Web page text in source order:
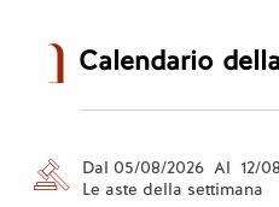
Calendario
Dal 05/08/2026 Al 12/
Le aste della settimana